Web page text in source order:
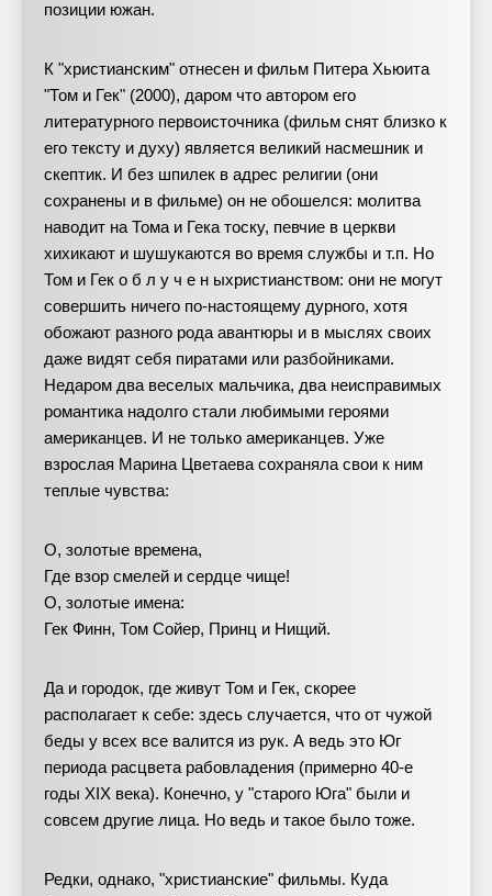
позиции южан.
К "христианским" отнесен и фильм Питера Хьюита
"Том и Гек" (2000), даром что автором его
литературного первоисточника (фильм снят близко к
его тексту и духу) является великий насмешник и
скептик. И без шпилек в адрес религии (они
сохранены и в фильме) он не обошелся: молитва
наводит на Тома и Гека тоску, певчие в церкви
хихикают и шушукаются во время службы и т.п. Но
Том и Гек о б л у ч е н ыхристианством: они не могут
совершить ничего по-настоящему дурного, хотя
обожают разного рода авантюры и в мыслях своих
даже видят себя пиратами или разбойниками.
Недаром два веселых мальчика, два неисправимых
романтика надолго стали любимыми героями
американцев. И не только американцев. Уже
взрослая Марина Цветаева сохраняла свои к ним
теплые чувства:
О, золотые времена,
Где взор смелей и сердце чище!
О, золотые имена:
Гек Финн, Том Сойер, Принц и Нищий.
Да и городок, где живут Том и Гек, скорее
располагает к себе: здесь случается, что от чужой
беды у всех все валится из рук. А ведь это Юг
периода расцвета рабовладения (примерно 40-е
годы XIX века). Конечно, у "старого Юга" были и
совсем другие лица. Но ведь и такое было тоже.
Редки, однако, "христианские" фильмы. Куда